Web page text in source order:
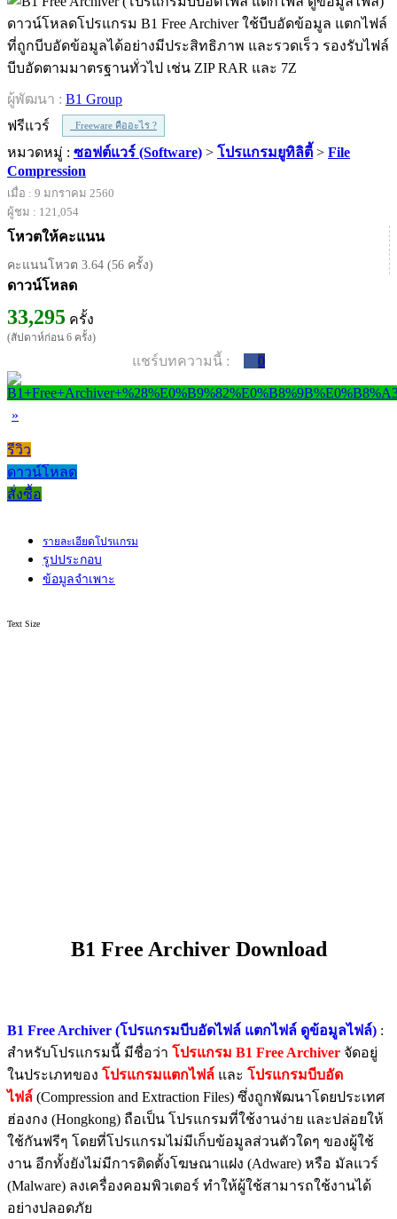
ดาวน์โหลดโปรแกรม B1 Free Archiver ใช้บีบอัดข้อมูล แตกไฟล์
ที่ถูกบีบอัดข้อมูลได้อย่างมีประสิทธิภาพ และรวดเร็ว รองรับไฟล์
บีบอัดตามมาตรฐานทั่วไป เช่น ZIP RAR และ 7Z
ผู้พัฒนา : B1 Group
ฟรีแวร์
Freeware คืออะไร ?
หมวดหมู่ : ซอฟต์แวร์ (Software) > โปรแกรมยูทิลิตี้ > File
Compression
เมื่อ : 9 มกราคม 2560
ผู้ชม : 121,054
โหวตให้คะแนน
คะแนนโหวต 3.64 (56 ครั้ง)
ดาวน์โหลด
33,295 ครั้ง
(สัปดาห์ก่อน 6 ครั้ง)
แชร์บทความนี้ : 0
»
รีวิว
ดาวน์โหลด
สั่งซื้อ
รายละเอียดโปรแกรม
รูปประกอบ
ข้อมูลจำเพาะ
Text Size
B1 Free Archiver Download
B1 Free Archiver (โปรแกรมบีบอัดไฟล์ แตกไฟล์ ดูข้อมูลไฟล์) :
สำหรับโปรแกรมนี้ มีชื่อว่า โปรแกรม B1 Free Archiver จัดอยู่
ในประเภทของ โปรแกรมแตกไฟล์ และ โปรแกรมบีบอัด
ไฟล์ (Compression and Extraction Files) ซึ่งถูกพัฒนาโดยประเทศ
ฮ่องกง (Hongkong) ถือเป็น โปรแกรมที่ใช้งานง่าย และปล่อยให้
ใช้กันฟรีๆ โดยที่โปรแกรมไม่มีเก็บข้อมูลส่วนตัวใดๆ ของผู้ใช้
งาน อีกทั้งยังไม่มีการติดตั้งโฆษณาแฝง (Adware) หรือ มัลแวร์
(Malware) ลงเครื่องคอมพิวเตอร์ ทำให้ผู้ใช้สามารถใช้งานได้
อย่างปลอดภัย